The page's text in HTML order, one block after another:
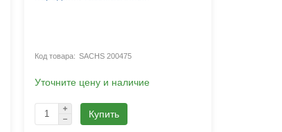
SACHS 200475
Уточните цену и наличие
Купить